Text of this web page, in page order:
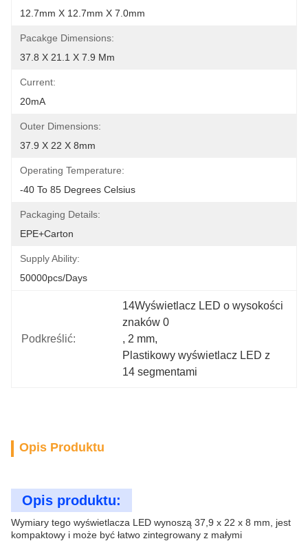
12.7mm X 12.7mm X 7.0mm
Pacakge Dimensions:
37.8 X 21.1 X 7.9 Mm
Current:
20mA
Outer Dimensions:
37.9 X 22 X 8mm
Operating Temperature:
-40 To 85 Degrees Celsius
Packaging Details:
EPE+Carton
Supply Ability:
50000pcs/days
Podkreślić:
14Wyświetlacz LED o wysokości
znaków 0
, 2 mm,
Plastikowy wyświetlacz LED z
14 segmentami
Opis Produktu
Opis produktu:
Wymiary tego wyświetlacza LED wynoszą 37,9 x 22 x 8 mm, jest
kompaktowy i może być łatwo zintegrowany z małymi